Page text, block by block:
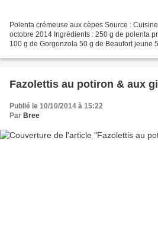
Polenta crémeuse aux cèpes Source :
octobre 2014 Ingrédients : 250 g de polenta
100 g de Gorgonzola 50 g de Beaufort jeune
Fazolettis au potiron & aux
Publié le 10/10/2014 à 15:22
Par Bree